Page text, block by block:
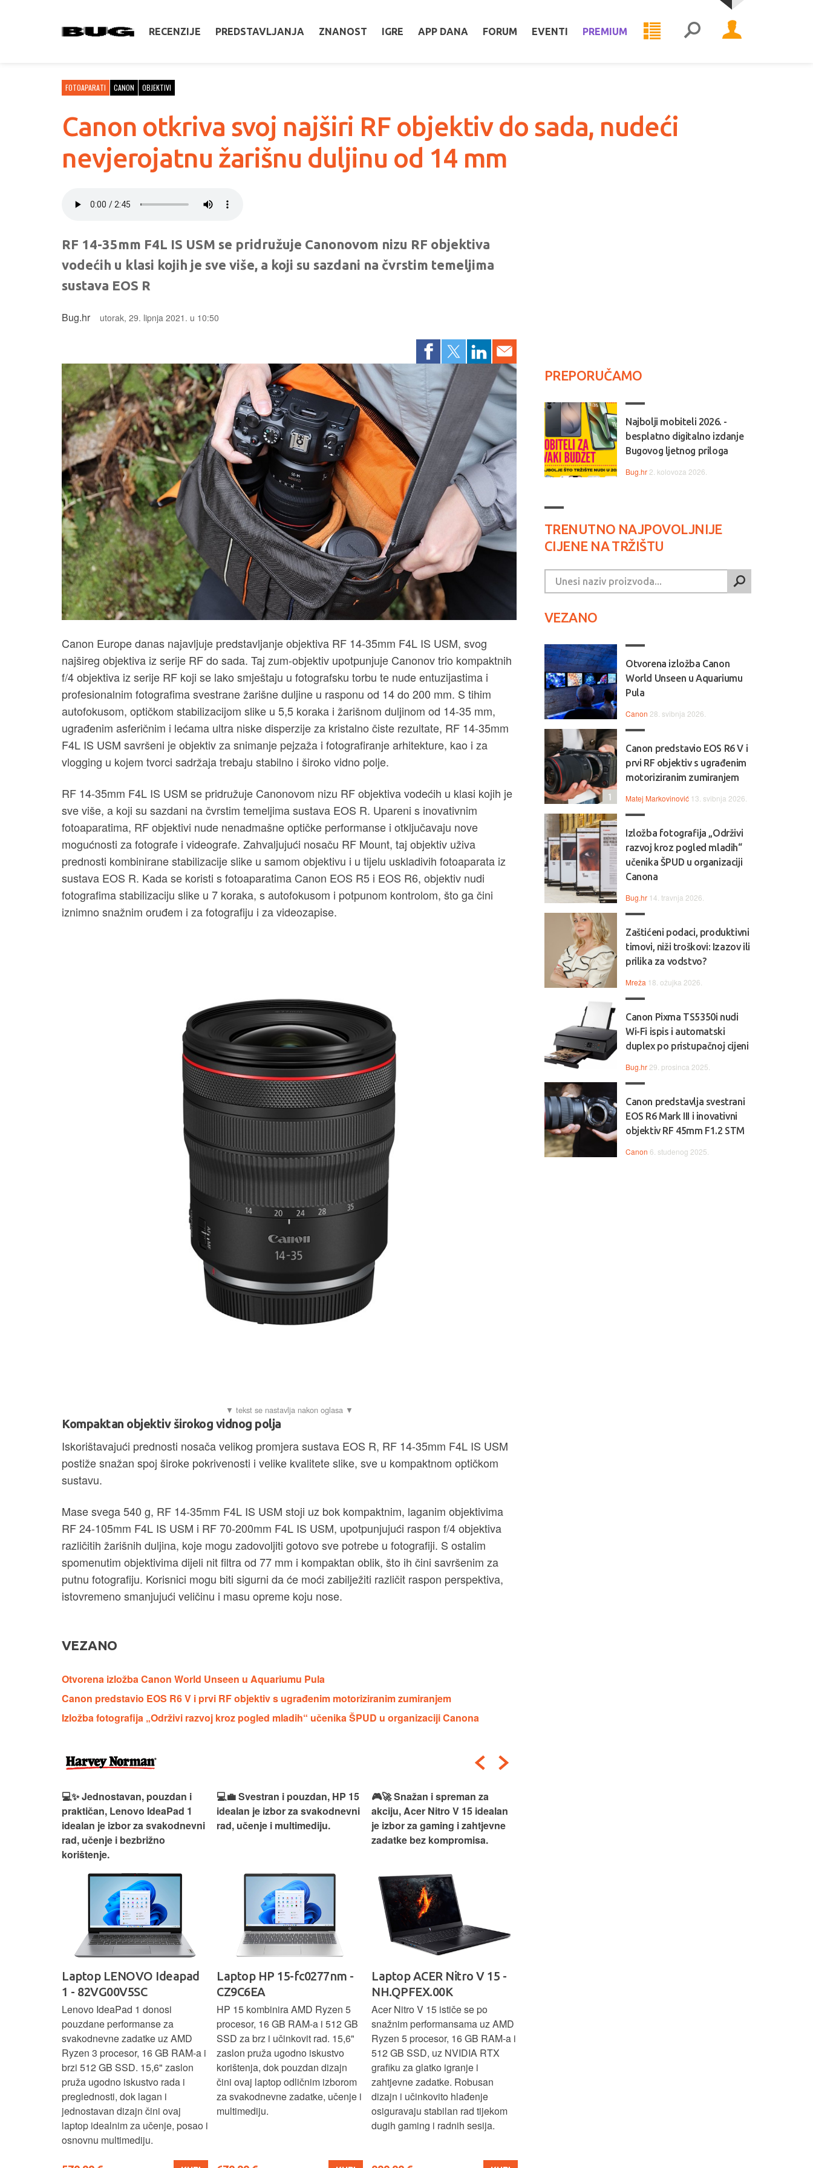
RECENZIJE PREDSTAVLJANJA ZNANOST IGRE APP DANA FORUM EVENTI PREMIUM
FOTOAPARATI CANON OBJEKTIVI
Canon otkriva svoj najširi RF objektiv do sada, nudeći
nevjerojatnu žarišnu duljinu od 14 mm
RF 14-35mm F4L IS USM se pridružuje Canonovom nizu RF objektiva
vodećih u klasi kojih je sve više, a koji su sazdani na čvrstim temeljima
sustava EOS R
Bug.hr utorak, 29. lipnja 2021. u 10:50
Canon Europe danas najavljuje predstavljanje objektiva RF 14-35mm F4L IS USM, svog
najšireg objektiva iz serije RF do sada. Taj zum-objektiv upotpunjuje Canonov trio kompaktnih
f/4 objektiva iz serije RF koji se lako smještaju u fotografsku torbu te nude entuzijastima i
profesionalnim fotografima svestrane žarišne duljine u rasponu od 14 do 200 mm. S tihim
autofokusom, optičkom stabilizacijom slike u 5,5 koraka i žarišnom duljinom od 14-35 mm,
ugrađenim asferičnim i lećama ultra niske disperzije za kristalno čiste rezultate, RF 14-35mm
F4L IS USM savršeni je objektiv za snimanje pejzaža i fotografiranje arhitekture, kao i za
vlogging u kojem tvorci sadržaja trebaju stabilno i široko vidno polje.
RF 14-35mm F4L IS USM se pridružuje Canonovom nizu RF objektiva vodećih u klasi kojih je
sve više, a koji su sazdani na čvrstim temeljima sustava EOS R. Upareni s inovativnim
fotoaparatima, RF objektivi nude nenadmašne optičke performanse i otključavaju nove
mogućnosti za fotografe i videografe. Zahvaljujući nosaču RF Mount, taj objektiv uživa
prednosti kombinirane stabilizacije slike u samom objektivu i u tijelu uskladivih fotoaparata iz
sustava EOS R. Kada se koristi s fotoaparatima Canon EOS R5 i EOS R6, objektiv nudi
fotografima stabilizaciju slike u 7 koraka, s autofokusom i potpunom kontrolom, što ga čini
iznimno snažnim oruđem i za fotografiju i za videozapise.
Kompaktan objektiv širokog vidnog polja
Iskorištavajući prednosti nosača velikog promjera sustava EOS R, RF 14-35mm F4L IS USM
postiže snažan spoj široke pokrivenosti i velike kvalitete slike, sve u kompaktnom optičkom
sustavu.
Mase svega 540 g, RF 14-35mm F4L IS USM stoji uz bok kompaktnim, laganim objektivima
RF 24-105mm F4L IS USM i RF 70-200mm F4L IS USM, upotpunjujući raspon f/4 objektiva
različitih žarišnih duljina, koje mogu zadovoljiti gotovo sve potrebe u fotografiji. S ostalim
spomenutim objektivima dijeli nit filtra od 77 mm i kompaktan oblik, što ih čini savršenim za
putnu fotografiju. Korisnici mogu biti sigurni da će moći zabilježiti različit raspon perspektiva,
istovremeno smanjujući veličinu i masu opreme koju nose.
VEZANO
Otvorena izložba Canon World Unseen u Aquariumu Pula
Canon predstavio EOS R6 V i prvi RF objektiv s ugrađenim motoriziranim zumiranjem
Izložba fotografija „Održivi razvoj kroz pogled mladih“ učenika ŠPUD u organizaciji Canona
💻✨ Jednostavan, pouzdan i
praktičan, Lenovo IdeaPad 1
idealan je izbor za svakodnevni
rad, učenje i bezbrižno
korištenje.
Laptop LENOVO Ideapad
1 - 82VG00V5SC
Lenovo IdeaPad 1 donosi
pouzdane performanse za
svakodnevne zadatke uz AMD
Ryzen 3 procesor, 16 GB RAM-a i
brzi 512 GB SSD. 15,6" zaslon
pruža ugodno iskustvo rada i
preglednosti, dok lagan i
jednostavan dizajn čini ovaj
laptop idealnim za učenje, posao i
osnovnu multimediju.
💻💼 Svestran i pouzdan, HP 15
idealan je izbor za svakodnevni
rad, učenje i multimediju.
Laptop HP 15-fc0277nm -
CZ9C6EA
HP 15 kombinira AMD Ryzen 5
procesor, 16 GB RAM-a i 512 GB
SSD za brz i učinkovit rad. 15,6"
zaslon pruža ugodno iskustvo
korištenja, dok pouzdan dizajn
čini ovaj laptop odličnim izborom
za svakodnevne zadatke, učenje i
multimediju.
🎮🚀 Snažan i spreman za
akciju, Acer Nitro V 15 idealan
je izbor za gaming i zahtjevne
zadatke bez kompromisa.
Laptop ACER Nitro V 15 -
NH.QPFEX.00K
Acer Nitro V 15 ističe se po
snažnim performansama uz AMD
Ryzen 5 procesor, 16 GB RAM-a i
512 GB SSD, uz NVIDIA RTX
grafiku za glatko igranje i
zahtjevne zadatke. Robusan
dizajn i učinkovito hlađenje
osiguravaju stabilan rad tijekom
dugih gaming i radnih sesija.
PREPORUČAMO
Najbolji mobiteli 2026. -
besplatno digitalno izdanje
Bugovog ljetnog priloga
Bug.hr 2. kolovoza 2026.
TRENUTNO NAJPOVOLJNIJE
CIJENE NA TRŽIŠTU
VEZANO
Otvorena izložba Canon
World Unseen u Aquariumu
Pula
Canon 28. svibnja 2026.
Canon predstavio EOS R6 V i
prvi RF objektiv s ugrađenim
motoriziranim zumiranjem
Matej Markovinović 13. svibnja 2026.
1
Izložba fotografija „Održivi
razvoj kroz pogled mladih“
učenika ŠPUD u organizaciji
Canona
Bug.hr 14. travnja 2026.
Zaštićeni podaci, produktivni
timovi, niži troškovi: Izazov ili
prilika za vodstvo?
Mreža 18. ožujka 2026.
Canon Pixma TS5350i nudi
Wi-Fi ispis i automatski
duplex po pristupačnoj cijeni
Bug.hr 29. prosinca 2025.
Canon predstavlja svestrani
EOS R6 Mark III i inovativni
objektiv RF 45mm F1.2 STM
Canon 6. studenog 2025.